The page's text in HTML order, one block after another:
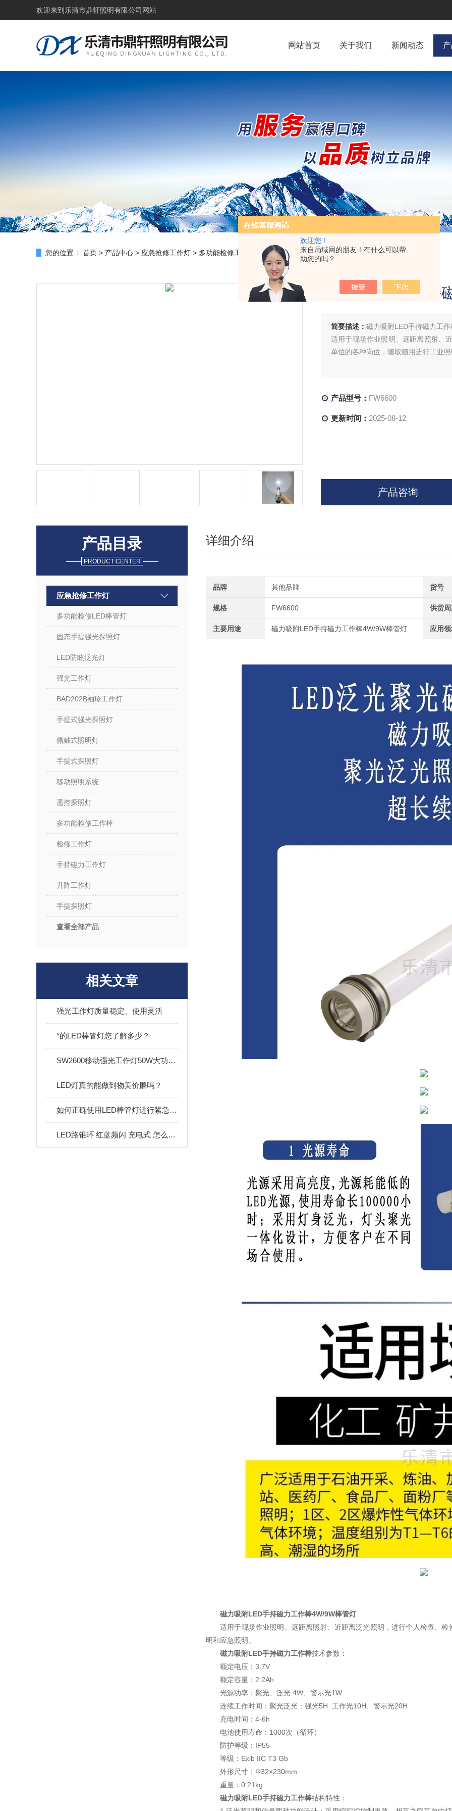
欢迎您！
来自局域网的朋友！有什么可以帮
助您的吗？
欢迎来到 乐清市鼎轩照明有限公司网站
网站首页 关于我们 新闻动态
您的位置： 首页 > 产品中心 > 应急抢修工作灯 > 多功能检修工作棒 > FW6600磁力吸附LED手持磁力工作棒4W/9W棒管灯
磁力吸附LED手持
简要描述： 磁力吸附LED手持磁力工
适用于现场作业照明、远距离照射、
单位的各种岗位，随取随用进行工业
产品型号： FW6600
更新时间： 2025-08-12
产品咨询
产品目录
PRODUCT CENTER
应急抢修工作灯
多功能检修LED棒管灯
固态手提强光探照灯
LED防眩泛光灯
强光工作灯
BAD202B袖珍工作灯
手提式强光探照灯
佩戴式照明灯
手提式探照灯
移动照明系统
遥控探照灯
多功能检修工作棒
检修工作灯
手持磁力工作灯
升降工作灯
手提探照灯
查看全部产品
相关文章
强光工作灯质量稳定、使用灵活
*的LED棒管灯您了解多少？
SW2600移动强光工作灯50W大功率应急抢修灯红蓝信号
LED灯真的能做到物美价廉吗？
如何正确使用LED棒管灯进行紧急救援？
LED路锥环 红蓝频闪 充电式 怎么使用 场所？
详细介绍
品牌 其他品牌 货号
规格 FW6600 供货
主要用途 磁力吸附LED手持磁力工作棒4W/9W棒管灯 应用
磁力吸附LED手持磁力工作棒4W/9W棒管灯
适用于现场作业照明、远距离照射、近距离泛光照明，进行个人检查、
明和应急照明。
磁力吸附LED手持磁力工作棒技术参数：
额定电压：3.7V
额定容量：2.2Ah
光源功率：聚光、泛光 4W、警示光1W
连续工作时间：聚光泛光：强光5H 工作光10H、警示光20H
充电时间：4-6h
电池使用寿命：1000次（循环）
防护等级：IP55
等级：Exib IIC T3 Gb
外形尺寸：Φ32×230mm
重量：0.21kg
磁力吸附LED手持磁力工作棒结构特性：